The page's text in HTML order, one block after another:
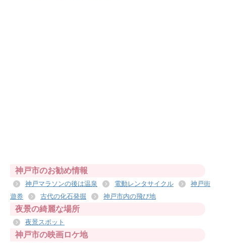
神戸市のお勧め情報
神戸マラソンの後は温泉 電動レンタサイクル
神戸街
遊券
古代の化石発掘 神戸市内の飛び地
夜景の綺麗な場所
夜景スポット
神戸市の映画ロケ地